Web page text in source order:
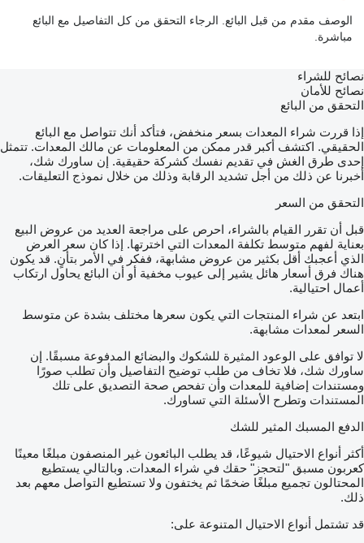
الوصف مقدم من قبل البائع. الرجاء التحقق من كل التفاصيل مع البائع
مباشرة.
نصائح للشراء
نصائح للأمان
التحقق من البائع
إذا قررت شراء المعدات بسعر منخفض، فتأكد أنك تتواصل مع البائع
الحقيقي. اكتشف أكبر قدر ممكن من المعلومات عن مالك المعدات. تتمثل
إحدى طرق الغش في تقديم نفسك كشركة حقيقية. إن ساورك شك،
أخبرنا عن ذلك من أجل تشديد الرقابة وذلك من خلال نموذج التعليقات.
التحقق من السعر
قبل أن تقرر القيام بالشراء، احرص على مراجعة العديد من عروض البيع
بعناية لفهم متوسط تكلفة المعدات التي اخترتها. إذا كان سعر العرض
الذي أعجبك أقل بكثير من عروض مشابهة، ففكر في الأمر بتأنٍ. قد يكون
هناك فرق أسعار هائل يشير إلى عيوب مخفية أو أن البائع يحاول ارتكاب
أعمال احتيالية.
ابتعد عن شراء المنتجات التي يكون سعرها مختلف بشدة عن متوسط
السعر لمعدات مشابهة.
لا توافق على الوعود المثيرة للشكوك والبضائع المدفوعة مسبقًا. إن
ساورك شك، فلا تخاف من طلب توضيح التفاصيل وأن تطلب صورًا
ومستندات إضافية للمعدات وأن تفحص صحة التصديق على تلك
المستندات وتطرح الأسئلة التي تساورك.
الدفع المسبك المثير للشك
أكثر أنواع الاحتيال شيوعًا، قد يطلب البائعون غير المنصفون مبلغًا معينًا
كعربون مسبق "لتحجز" حقك في شراء المعدات. وبالتالي يستطيع
المحتالون تجميع مبلغًا ضخمًا ثم يختفون ولا تستطيع التواصل معهم بعد
ذلك.
قد تشتمل أنواع الاحتيال المتنوعة على: